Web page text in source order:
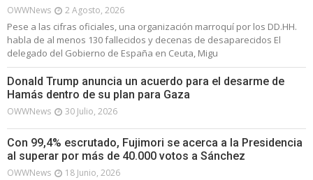
OWWNews 2 Agosto, 2026
Pese a las cifras oficiales, una organización marroquí por los DD.HH.
habla de al menos 130 fallecidos y decenas de desaparecidos El
delegado del Gobierno de España en Ceuta, Migu
Donald Trump anuncia un acuerdo para el desarme de
Hamás dentro de su plan para Gaza
OWWNews 30 Julio, 2026
Con 99,4% escrutado, Fujimori se acerca a la Presidencia
al superar por más de 40.000 votos a Sánchez
OWWNews 18 Junio, 2026